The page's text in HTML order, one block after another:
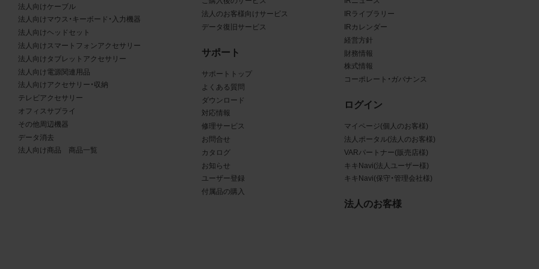
品写真データに著作権表示、ラベル、商標その他のマークがある場
、それらを除去しないこと
品写真データを当社HPのトップページ以外のサイトとのリンクと
て利用しないこと
品写真データを他社のロゴ又は他社商品等に近づけて掲記するな
して、当社と提携、協力関係等にあるとの示唆や誤解を生じさせう
態様の利用を行わないこと
の他、当社の運営するサイトではないと看者が判断することを困難
するような態様で、商品写真データを利用しないこと
商品写真データの正確性、完全性、適合性、有用性、最新性、第三者
法人向けケーブル
法人向けマウス・キーボード・入力機器
法人向けヘッドセット
法人向けスマートフォンアクセサリー
法人向けタブレットアクセサリー
法人向け電源関連用品
法人向けアクセサリー・収納
テレビアクセサリー
オフィスサプライ
その他周辺機器
データ消去
法人向け商品 商品一覧
法人のお客様向けサービス
データ復旧サービス
サポート
サポートトップ
よくある質問
ダウンロード
対応情報
修理サービス
お問合せ
カタログ
お知らせ
ユーザー登録
付属品の購入
IRライブラリー
IRカレンダー
経営方針
財務情報
株式情報
コーポレート・ガバナンス
ログイン
マイページ(個人のお客様)
法人ポータル(法人のお客様)
VARパートナー(販売店様)
キキNavi(法人ユーザー様)
キキNavi(保守・管理会社様)
法人のお客様